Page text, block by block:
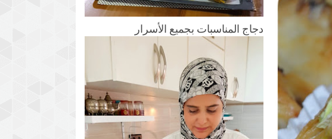
دجاج المناسبات بجميع الأسرار